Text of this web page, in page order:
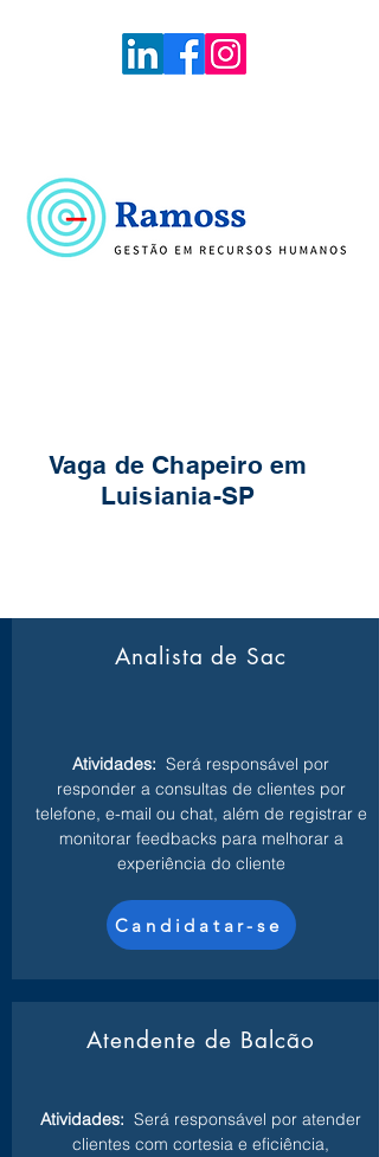
Vaga de Chapeiro em
Luisiania-SP
Analista de Sac
Atividades: Será responsável por
responder a consultas de clientes por
telefone, e-mail ou chat, além de registrar e
monitorar feedbacks para melhorar a
experiência do cliente
Candidatar-se
Atendente de Balcão
Atividades: Será responsável por atender
clientes com cortesia e eficiência,